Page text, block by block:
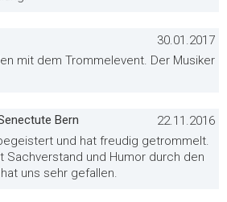
30.01.2017
mit dem Trommelevent. Der Musiker
Bern
22.11.2016
und hat freudig getrommelt.
Sachverstand und Humor durch den
uns sehr gefallen.